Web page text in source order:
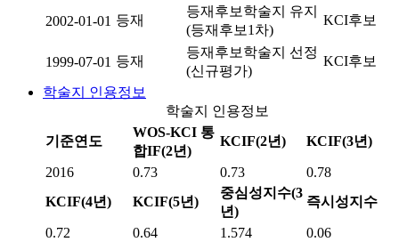
2002-01-01 등재
등재후보학술지 유지
(등재후보1차)
KCI후보
1999-07-01 등재
등재후보학술지 선정
(신규평가)
KCI후보
학술지 인용정보
학술지 인용정보
기준연도
WOS-KCI 통
합IF(2년)
KCIF(2년) KCIF(3년)
2016 0.73 0.73
0.78
KCIF(4년)
KCIF(5년)
중심성지수(3
년)
즉시성지수
0.72 0.64 1.574 0.06